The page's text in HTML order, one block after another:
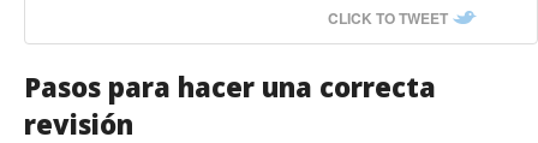
CLICK TO TWEET
Pasos para hacer una correcta
revisión